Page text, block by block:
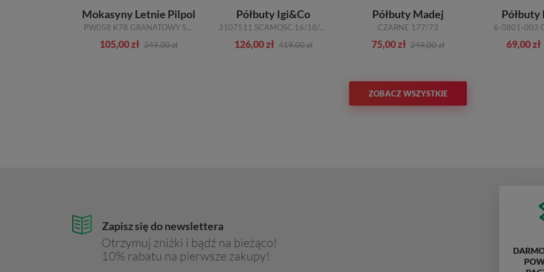
Mokasyny Letnie Pilpol
PW058 K78 GRANATOWY SKÓRA
105,00 zł 349,00 zł
Półbuty Igi&Co
3107511 SCAMOSC.16/18/BLU
126,00 zł 419,00 zł
Półbuty Madej
CZARNE 177/73
75,00 zł 249,00 zł
Półbuty
6-0801-003
69,00 zł
ZOBACZ WSZYSTKIE
Zapisz się do newslettera
Otrzymuj zniżki i bądź na bieżąco!
10% rabatu na pierwsze zakupy!